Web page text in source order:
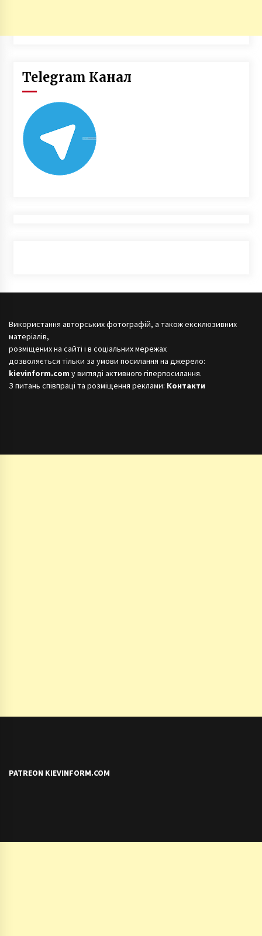
Telegram Канал
Використання авторських фотографій, а також ексклюзивних
матеріалів,
розміщених на сайті і в соціальних мережах
дозволяється тільки за умови посилання на джерело:
kievinform.com у вигляді активного гіперпосилання.
З питань співпраці та розміщення реклами: Контакти
PATREON KIEVINFORM.COM